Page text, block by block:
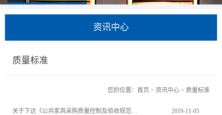
资讯中心
质量标准
您的位置： 首页 > 资讯中心 > 质量标准
关于下达《公共家具采购质量控制及验收规范》等4项中国家具协会团体标准项目计划的通知 2019-11-05